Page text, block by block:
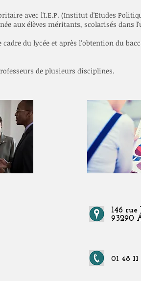
avec l'I.E.P. (Institut d'Etudes
aux élèves méritants, scolarisés dans
du lycée et après l’obtention du
de plusieurs disciplines.
146 rue
93290
01 48 11